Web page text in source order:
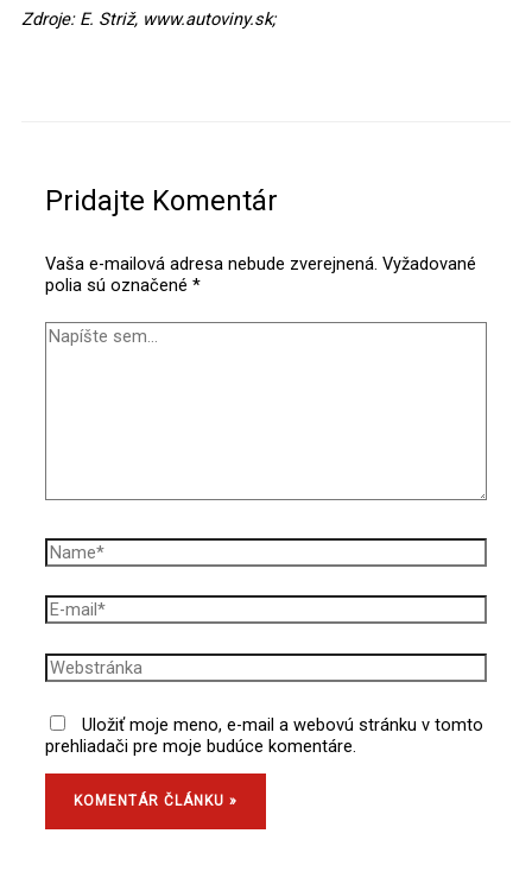
Zdroje: E. Striž, www.autoviny.sk;
Pridajte Komentár
Vaša e-mailová adresa nebude zverejnená. Vyžadované
polia sú označené *
Uložiť moje meno, e-mail a webovú stránku v tomto
prehliadači pre moje budúce komentáre.